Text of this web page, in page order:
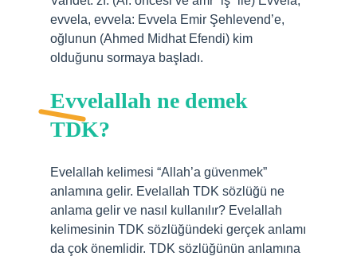
evvela, evvela: Evvela Emir Şehlevend’e,
oğlunun (Ahmed Midhat Efendi) kim
olduğunu sormaya başladı.
Evvelallah ne demek
TDK?
Evelallah kelimesi “Allah’a güvenmek”
anlamına gelir. Evelallah TDK sözlüğü ne
anlama gelir ve nasıl kullanılır? Evelallah
kelimesinin TDK sözlüğündeki gerçek anlamı
da çok önemlidir. TDK sözlüğünün anlamına